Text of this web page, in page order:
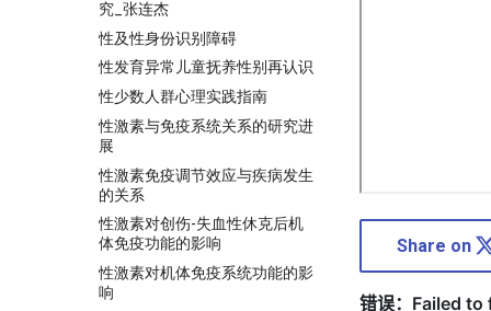
究_张连杰
性及性身份识别障碍
性发育异常儿童抚养性别再认识
性少数人群心理实践指南
性激素与免疫系统关系的研究进
展
性激素免疫调节效应与疾病发生
的关系
性激素对创伤-失血性休克后机
体免疫功能的影响
性激素对机体免疫系统功能的影
响
Share on